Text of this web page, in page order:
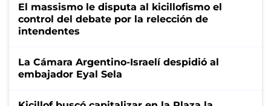
El massismo le disputa al kicillofismo el
control del debate por la relección de
intendentes
La Cámara Argentino-Israelí despidió al
embajador Eyal Sela